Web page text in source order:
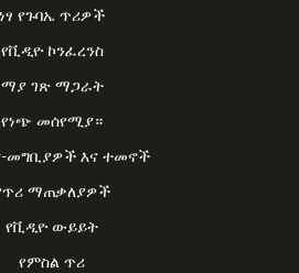
ነፃ የጉባኤ ጥሪዎች
የቪዲዮ ኮንፈረንስ
ማያ ገጽ ማጋራት
የነጭ መሰየሚያ።
መግቢያዎች እና ተመኖች
ማጠቃለያዎች
የቪዲዮ ውይይት
የምስል ጥሪ